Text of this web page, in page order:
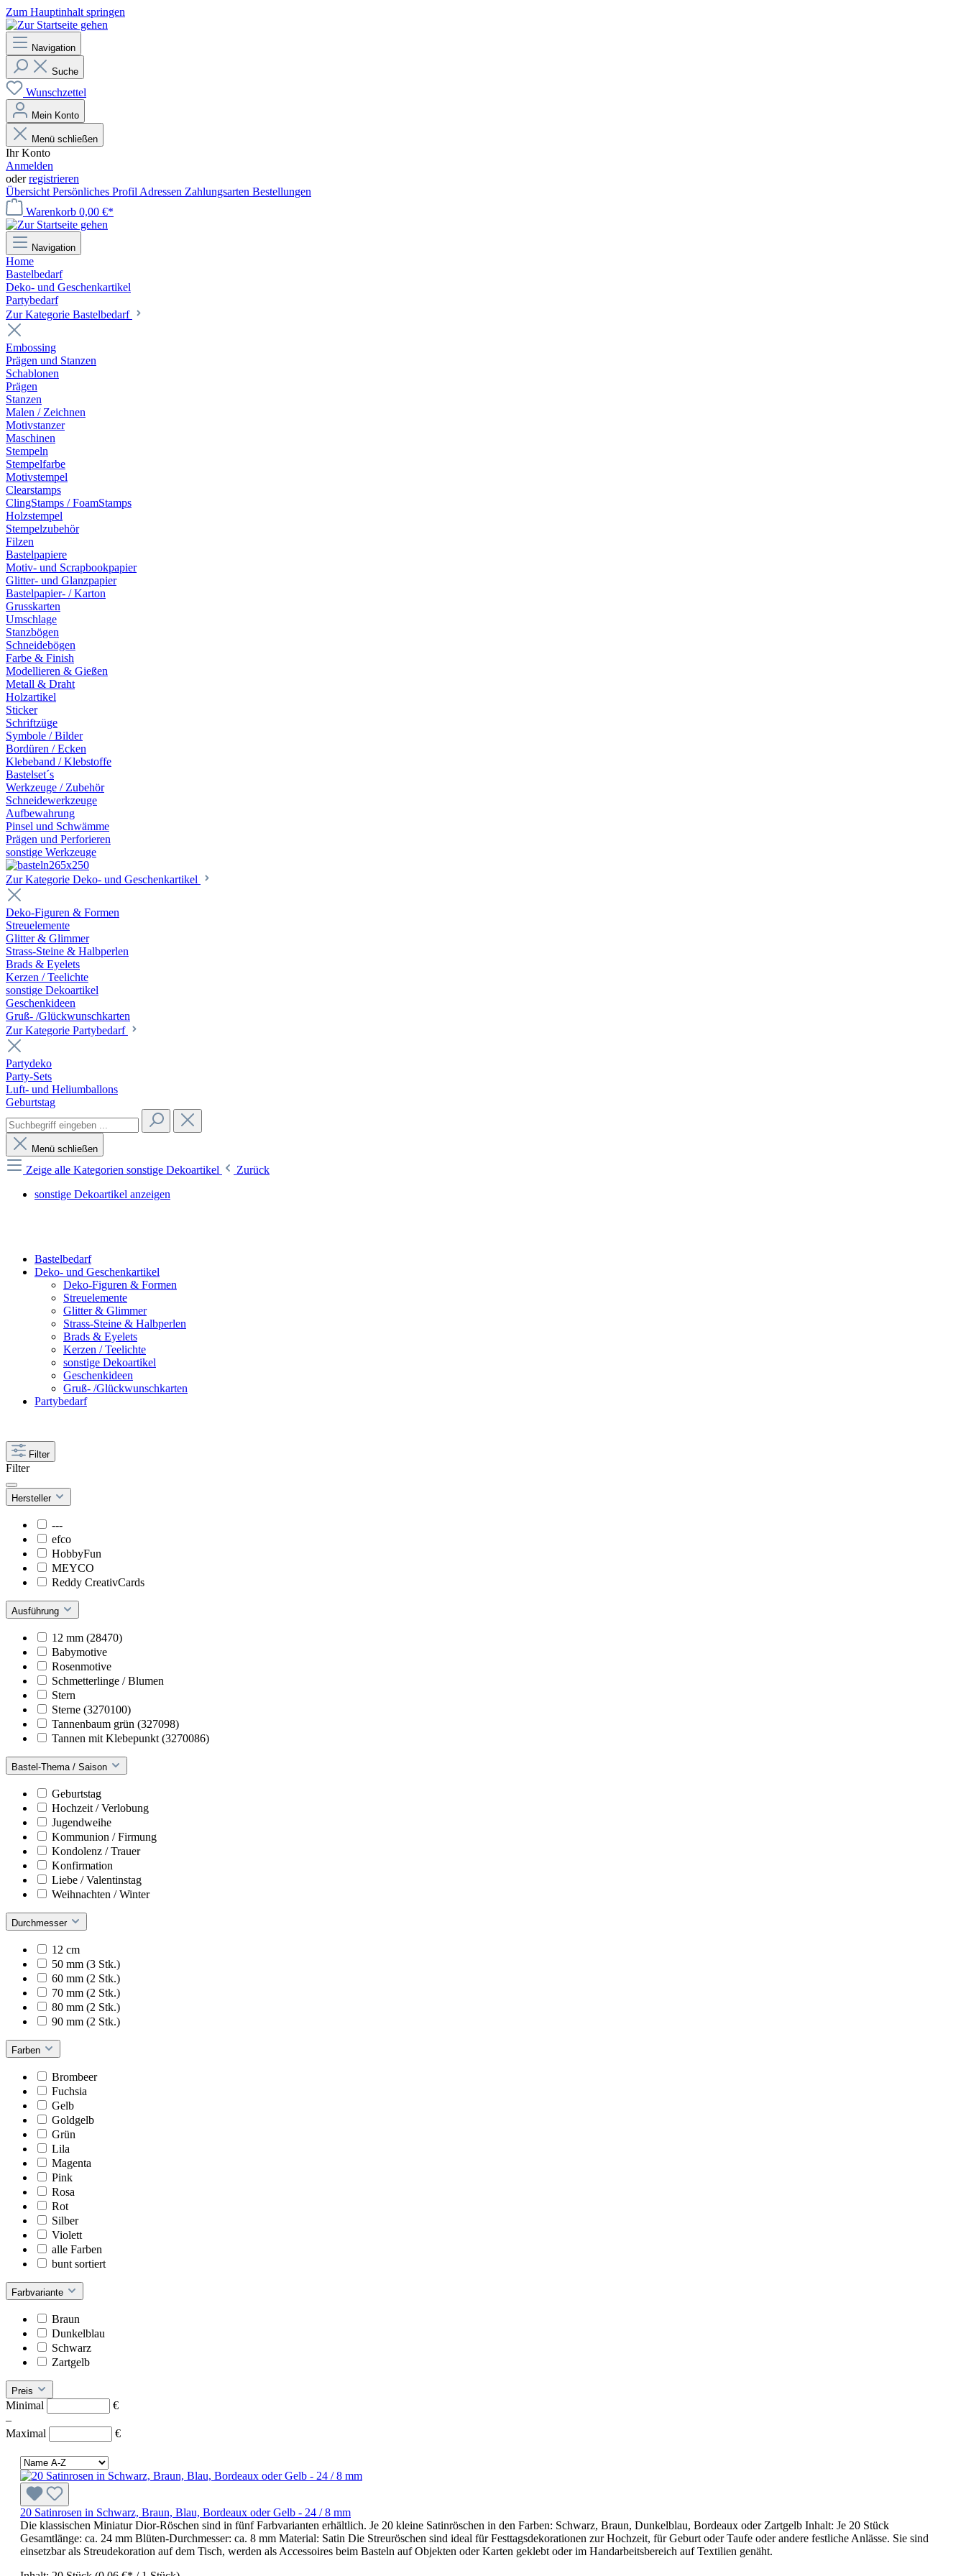
Zum Hauptinhalt springen
Navigation
Suche
Wunschzettel
Mein Konto
Menü schließen
Ihr Konto
Anmelden
oderregistrieren
Übersicht Persönliches Profil Adressen Zahlungsarten Bestellungen
Warenkorb 0,00 €*
Navigation
Home
Bastelbedarf
Deko- und Geschenkartikel
Partybedarf
Zur Kategorie Bastelbedarf
Embossing
Prägen und Stanzen
Schablonen
Prägen
Stanzen
Malen / Zeichnen
Motivstanzer
Maschinen
Stempeln
Stempelfarbe
Motivstempel
Clearstamps
ClingStamps / FoamStamps
Holzstempel
Stempelzubehör
Filzen
Bastelpapiere
Motiv- und Scrapbookpapier
Glitter- und Glanzpapier
Bastelpapier- / Karton
Grusskarten
Umschlage
Stanzbögen
Schneidebögen
Farbe & Finish
Modellieren & Gießen
Metall & Draht
Holzartikel
Sticker
Schriftzüge
Symbole / Bilder
Bordüren / Ecken
Klebeband / Klebstoffe
Bastelset´s
Werkzeuge / Zubehör
Schneidewerkzeuge
Aufbewahrung
Pinsel und Schwämme
Prägen und Perforieren
sonstige Werkzeuge
Zur Kategorie Deko- und Geschenkartikel
Deko-Figuren & Formen
Streuelemente
Glitter & Glimmer
Strass-Steine & Halbperlen
Brads & Eyelets
Kerzen / Teelichte
sonstige Dekoartikel
Geschenkideen
Gruß- /Glückwunschkarten
Zur Kategorie Partybedarf
Partydeko
Party-Sets
Luft- und Heliumballons
Geburtstag
Menü schließen
Zeige alle Kategorien sonstige Dekoartikel
Zurück
sonstige Dekoartikel anzeigen
Bastelbedarf
Deko- und Geschenkartikel
Deko-Figuren & Formen
Streuelemente
Glitter & Glimmer
Strass-Steine & Halbperlen
Brads & Eyelets
Kerzen / Teelichte
sonstige Dekoartikel
Geschenkideen
Gruß- /Glückwunschkarten
Partybedarf
Filter
Filter
Hersteller
---
efco
HobbyFun
MEYCO
Reddy CreativCards
Ausführung
12 mm (28470)
Babymotive
Rosenmotive
Schmetterlinge / Blumen
Stern
Sterne (3270100)
Tannenbaum grün (327098)
Tannen mit Klebepunkt (3270086)
Bastel-Thema / Saison
Geburtstag
Hochzeit / Verlobung
Jugendweihe
Kommunion / Firmung
Kondolenz / Trauer
Konfirmation
Liebe / Valentinstag
Weihnachten / Winter
Durchmesser
12 cm
50 mm (3 Stk.)
60 mm (2 Stk.)
70 mm (2 Stk.)
80 mm (2 Stk.)
90 mm (2 Stk.)
Farben
Brombeer
Fuchsia
Gelb
Goldgelb
Grün
Lila
Magenta
Pink
Rosa
Rot
Silber
Violett
alle Farben
bunt sortiert
Farbvariante
Braun
Dunkelblau
Schwarz
Zartgelb
Preis
Minimal
€
–
Maximal
€
20 Satinrosen in Schwarz, Braun, Blau, Bordeaux oder Gelb - 24 / 8 mm
Die klassischen Miniatur Dior-Röschen sind in fünf Farbvarianten erhältlich. Je 20 kleine Satinröschen in den Farben: Schwarz, Braun, Dunkelblau, Bordeaux oder Zartgelb Inhalt: Je 20 Stück
Gesamtlänge: ca. 24 mm Blüten-Durchmesser: ca. 8 mm Material: Satin Die Streuröschen sind ideal für Festtagsdekorationen zur Hochzeit, für Geburt oder Taufe oder andere festliche Anlässe. Sie sind
einsetzbar als Streudekoration auf dem Tisch, werden als Accessoires beim Basteln auf Objekten oder Karten geklebt oder im Handarbeitsbereich auf Textilien genäht.